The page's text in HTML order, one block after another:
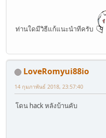
ท่านใดมีวิธีแก้แนะนำทีครับ
LoveRomyui88io
14 กุมภาพันธ์ 2018, 23:57:40
โดน hack หลังบ้านคับ